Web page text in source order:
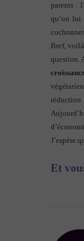
parents :
qu’on lui
Bref,
question.
réduction
J’espère
Et